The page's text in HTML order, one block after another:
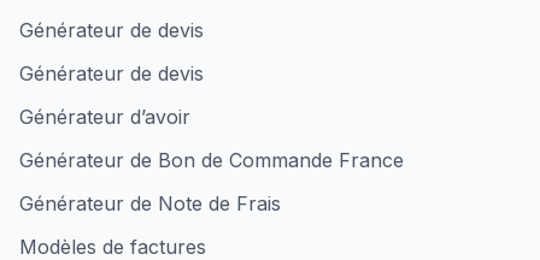
Générateur de devis
Générateur de devis
Générateur d’avoir
Générateur de Bon de Commande France
Générateur de Note de Frais
Modèles de factures